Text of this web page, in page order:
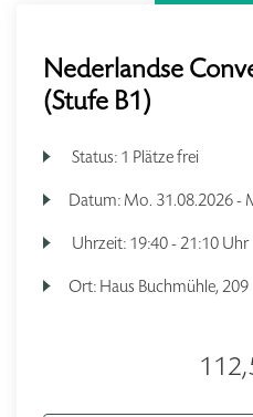
Nederlandse
(Stufe B1)
Status: 1 Plätze frei
Datum: Mo. 31.08.2026 -
Uhrzeit: 19:40 - 21:10 Uhr
Ort: Haus Buchmühle, 209